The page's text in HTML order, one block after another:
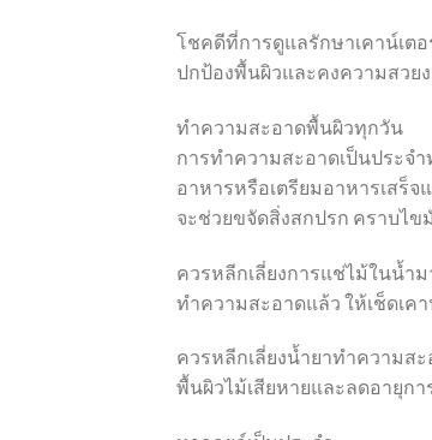
โชคดีที่การดูแลรักษาเคาน์เต
ปกป้องพื้นผิวและคงความสวย
ทำความสะอาดพื้นผิวทุกวัน
การทำความสะอาดเป็นประจ
อาหารหรือเตรียมอาหารเสร็
จะช่วยขจัดสิ่งสกปรก คราบไ
ควรหลีกเลี่ยงการแช่ไม้ในน้ำ
ทำความสะอาดแล้ว ให้เช็ดเค
ควรหลีกเลี่ยงน้ำยาทำความส
พื้นผิวไม้เสียหายและลดอายุกา